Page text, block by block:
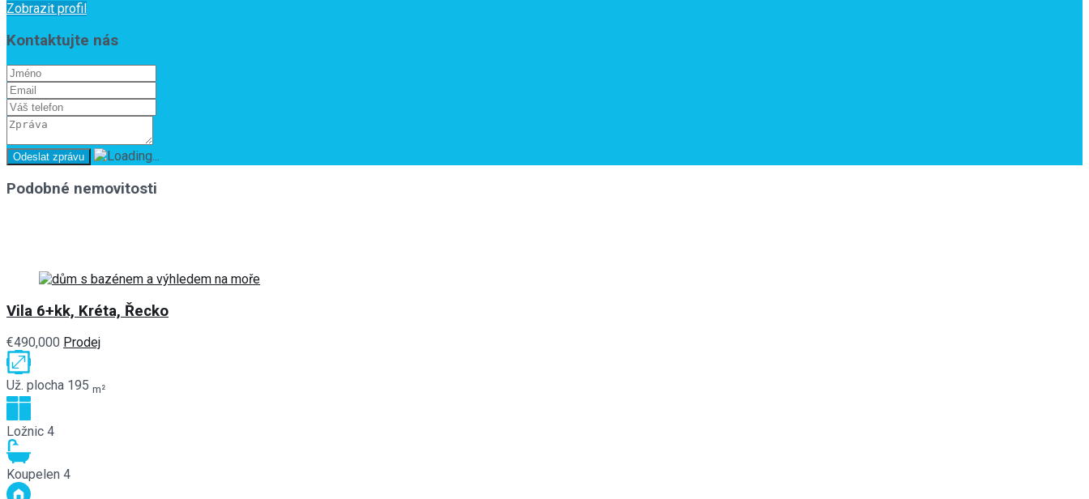
Zobrazit profil
Kontaktujte nás
Podobné nemovitosti
Vila 6+kk, Kréta, Řecko
€490,000 Prodej
Už. plocha 195 m²
Ložnic 4
Koupelen 4